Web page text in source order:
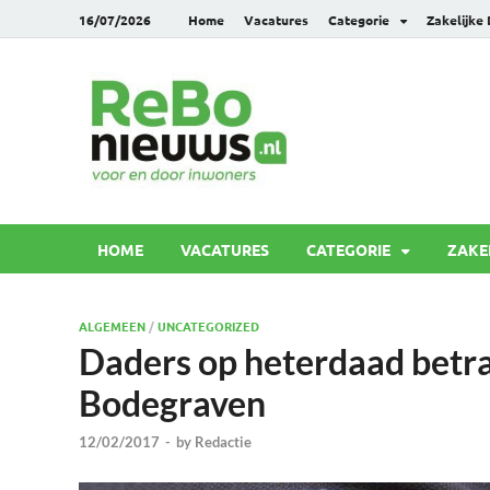
16/07/2026 Home Vacatures Categorie Zakelijke
HOME VACATURES CATEGORIE
ALGEMEEN /UNCATEGORIZED
Daders op heterdaad
Bodegraven
12/02/2017 - by Redactie